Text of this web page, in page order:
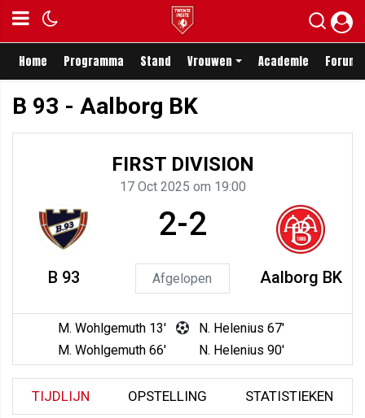
Home Programma Stand Vrouwen Academie Forum
B 93 - Aalborg BK
FIRST DIVISION
17 Oct 2025 om 19:00
B 93
2-2
Afgelopen Aalborg BK
M. Wohlgemuth 13'
M. Wohlgemuth 66'
N. Helenius 67'
N. Helenius 90'
TIJDLIJN OPSTELLING STATISTIEKEN